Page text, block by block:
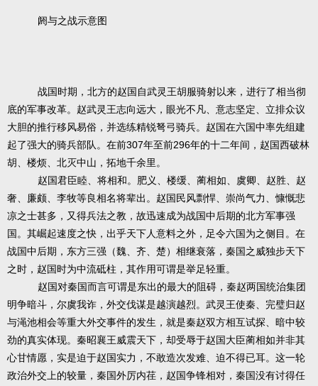
阏与之战示意图
战国时期，北方的赵国自武灵王胡服骑射以来，进行了相当彻
底的军事改革。赵武灵王志向远大，眼光不凡、意志坚定、立排众议
大胆的推行移风易俗，并选练精锐弩弓骑兵。赵国在六国中率先组建
起了强大的骑兵部队。在前307年至前296年的十二年间，赵国西破林
胡、楼烦、北灭中山，拓地千余里。
赵国君臣睦、将相和。肥义、楼缓、蔺相如、虞卿、赵胜、赵
奢、廉颇、李牧等良相名将辈出。赵国民风剽悍、崇尚气力、慷慨悲
凉之士甚多，又得兵法之教，故迅速成为战国中后期的北方军事强
国。其崛起速度之快，出乎天下人意料之外，足令六国为之侧目。在
战国中后期，东方三强（魏、齐、楚）相继衰落，秦国之威独步天下
之时，赵国时为中流砥柱，其作用可谓是举足轻重。
赵国对秦国而言可谓是东出的最大的阻碍，秦赵两国统治集团
明争暗斗，尔虞我诈，外交伐谋是越演越烈。武灵王使秦、完璧归赵
与渑池相会等重大外交事件的发生，就是秦赵双方相互试探、暗中较
劲的真实体现。秦昭襄王威震天下，却受辱于赵国大臣蔺相如并非其
心甘情愿，实是迫于赵国实力，不敢造次发难、迫不得已耳。这一轮
政治外交上的较量，秦国外厉内荏，赵国争锋相对，秦国没有讨得任